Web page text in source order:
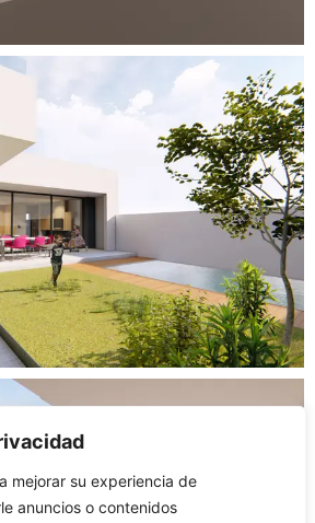
mejorar su experiencia de
anuncios o contenidos